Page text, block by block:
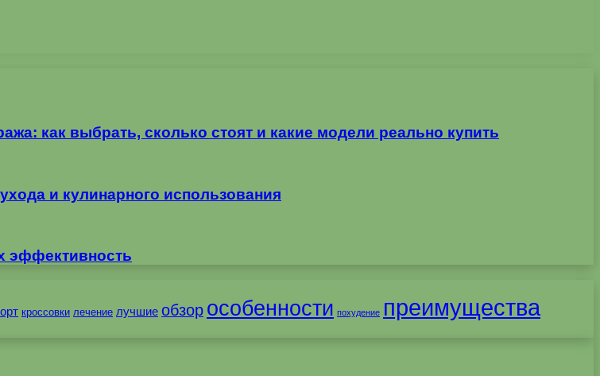
как выбрать, сколько стоят и какие модели реально купить
и кулинарного использования
эффективность
кроссовки лечение лучшие обзор особенности похудение преимущества